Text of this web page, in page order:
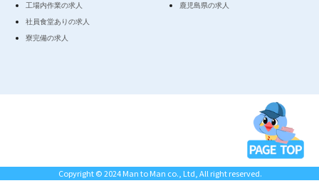
工場内作業の求人
社員食堂ありの求人
寮完備の求人
鹿児島県の求人
Copyright © 2024 Man to Man co., Ltd, All right reserved.